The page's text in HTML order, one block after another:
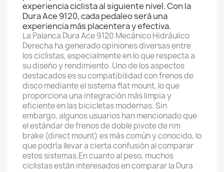
experiencia ciclista al siguiente nivel. Con la
Dura Ace 9120, cada pedaleo será una
experiencia más placentera y efectiva.
La Palanca Dura Ace 9120 Mecánico Hidráulico
Derecha ha generado opiniones diversas entre
los ciclistas, especialmente en lo que respecta a
su diseño y rendimiento. Uno de los aspectos
destacados es su compatibilidad con frenos de
disco mediante el sistema flat mount, lo que
proporciona una integración más limpia y
eficiente en las bicicletas modernas. Sin
embargo, algunos usuarios han mencionado que
el estándar de frenos de doble pivote de rim
brake (direct mount) es más común y conocido, lo
que podría llevar a cierta confusión al comparar
estos sistemas.En cuanto al peso, muchos
ciclistas están interesados en comparar la Dura